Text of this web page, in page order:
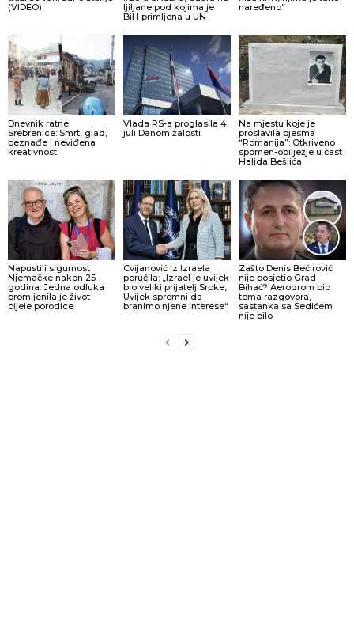
(VIDEO)
ljiljane pod kojima je
BiH primljena u UN
naređeno”
Dnevnik ratne
Srebrenice: Smrt, glad,
beznađe i neviđena
kreativnost
Vlada RS-a proglasila 4.
juli Danom žalosti
Na mjestu koje je
proslavila pjesma
“Romanija”: Otkriveno
spomen-obilježje u čast
Halida Bešlića
Napustili sigurnost
Njemačke nakon 25
godina: Jedna odluka
promijenila je život
cijele porodice
Cvijanović iz Izraela
poručila: „Izrael je uvijek
bio veliki prijatelj Srpke,
Uvijek spremni da
branimo njene interese“
Zašto Denis Bećirović
nije posjetio Grad
Bihać? Aerodrom bio
tema razgovora,
sastanka sa Sedićem
nije bilo